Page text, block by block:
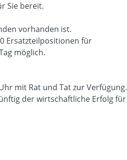
Sie bereit.
vorhanden ist.
Ersatzteilpositionen für
möglich.
mit Rat und Tat zur Verfügung.
der wirtschaftliche Erfolg für